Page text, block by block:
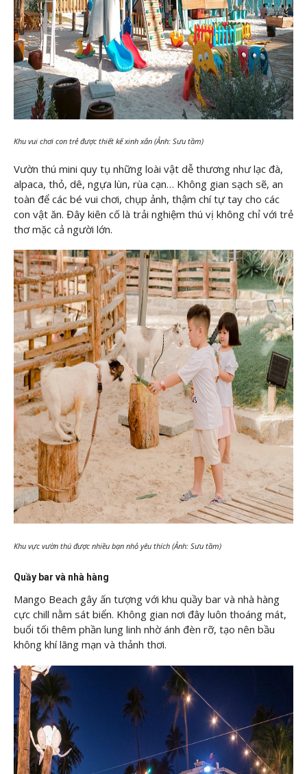
Khu vui chơi con trẻ được thiết kế xinh xắn (Ảnh: Sưu tầm)
Vườn thú mini quy tụ những loài vật dễ thương như lạc đà,
alpaca, thỏ, dê, ngựa lùn, rùa cạn… Không gian sạch sẽ, an
toàn để các bé vui chơi, chụp ảnh, thậm chí tự tay cho các
con vật ăn. Đây kiên cố là trải nghiệm thú vị không chỉ với trẻ
thơ mặc cả người lớn.
Khu vực vườn thú được nhiều bạn nhỏ yêu thích (Ảnh: Sưu tầm)
Quầy bar và nhà hàng
Mango Beach gây ấn tượng với khu quầy bar và nhà hàng
cực chill nằm sát biển. Không gian nơi đây luôn thoáng mát,
buổi tối thêm phần lung linh nhờ ánh đèn rỡ, tạo nên bầu
không khí lãng mạn và thảnh thơi.